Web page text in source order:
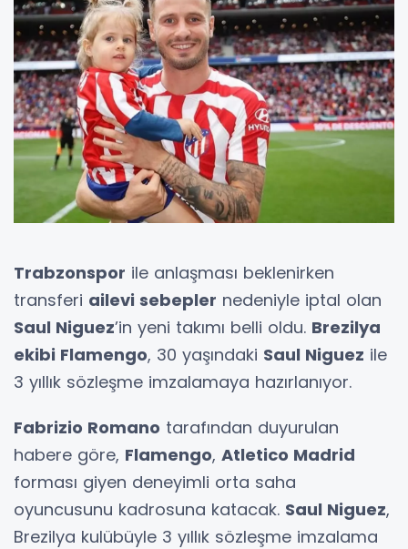
Trabzonspor ile anlaşması beklenirken
transferi ailevi sebepler nedeniyle iptal olan
Saul Niguez’in yeni takımı belli oldu. Brezilya
ekibi Flamengo, 30 yaşındaki Saul Niguez ile
3 yıllık sözleşme imzalamaya hazırlanıyor.
Fabrizio Romano tarafından duyurulan
habere göre, Flamengo, Atletico Madrid
forması giyen deneyimli orta saha
oyuncusunu kadrosuna katacak. Saul Niguez,
Brezilya kulübüyle 3 yıllık sözleşme imzalama